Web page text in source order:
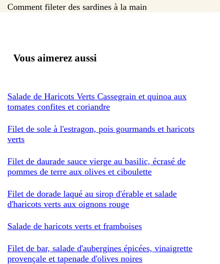
Comment fileter des sardines à la main
Vous aimerez aussi
Salade de Haricots Verts Cassegrain et quinoa aux
tomates confites et coriandre
Filet de sole à l'estragon, pois gourmands et haricots
verts
Filet de daurade sauce vierge au basilic, écrasé de
pommes de terre aux olives et ciboulette
Filet de dorade laqué au sirop d'érable et salade
d'haricots verts aux oignons rouge
Salade de haricots verts et framboises
Filet de bar, salade d'aubergines épicées, vinaigrette
provençale et tapenade d'olives noires